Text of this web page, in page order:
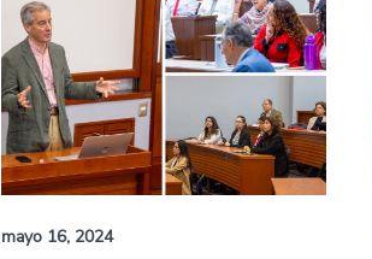
mayo 16, 2024